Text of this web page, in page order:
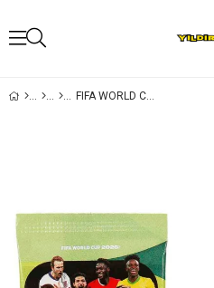
FIFA WORLD CUP 2026 ADRENALYN XL TRADING CARD 8'LI PAKET